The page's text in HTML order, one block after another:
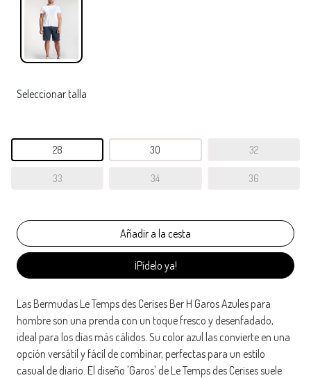
Seleccionar talla
28 30 32
33 34 36
¡Pídelo ya!
Las Bermudas Le Temps des Cerises Ber H Garos Azules para
hombre son una prenda con un toque fresco y desenfadado,
ideal para los días más cálidos. Su color azul las convierte en una
opción versátil y fácil de combinar, perfectas para un estilo
casual de diario. El diseño 'Garos' de Le Temps des Cerises suele